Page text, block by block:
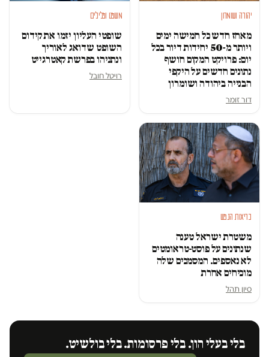
יהודה ושומרון
מאחז חדש כל חמישה ימים
ויותר מ-50 יחידות דיור בכל
יום: פרויקט המקום חושף
נתונים חדשים על היקפי
הבנייה ביהודה ושומרון
דור זומר
משפט ופלילים
שופטי העליון יזמו את קידום
השופט שדואג לאוריך
ונתניהו בפרשת קאטרגייט
רויטל חובל
בריאות הנפש
משטרת ישראל טענה
שנתונים על פוסט-טראומטים
לא נאספים. המסמכים שלה
מוכיחים אחרת
סיון תהל
בלי בעלי הון. בלי פרסומות. בלי בולשיט.